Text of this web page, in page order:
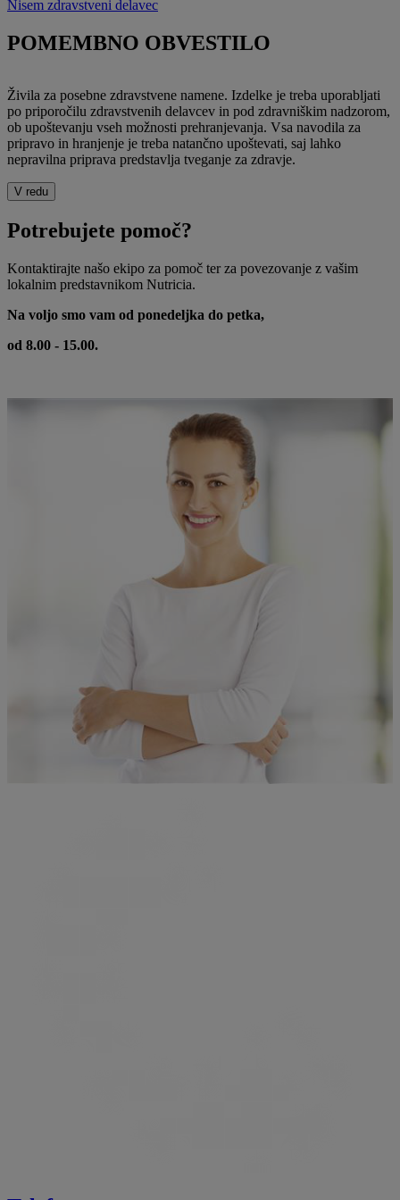
Nisem zdravstveni delavec
POMEMBNO OBVESTILO
Živila za posebne zdravstvene namene. Izdelke je treba uporabljati
po priporočilu zdravstvenih delavcev in pod zdravniškim nadzorom,
ob upoštevanju vseh možnosti prehranjevanja. Vsa navodila za
pripravo in hranjenje je treba natančno upoštevati, saj lahko
nepravilna priprava predstavlja tveganje za zdravje.
V redu
Potrebujete pomoč?
Kontaktirajte našo ekipo za pomoč ter za povezovanje z vašim
lokalnim predstavnikom Nutricia.
Na voljo smo vam od ponedeljka do petka,
od 8.00 - 15.00.